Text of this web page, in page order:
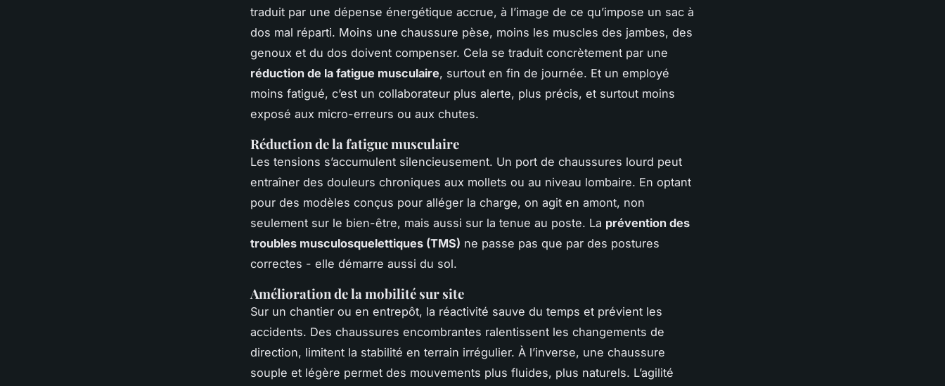
traduit par une dépense énergétique accrue, à l’image de ce qu’impose un sac à
dos mal réparti. Moins une chaussure pèse, moins les muscles des jambes, des
genoux et du dos doivent compenser. Cela se traduit concrètement par une
réduction de la fatigue musculaire, surtout en fin de journée. Et un employé
moins fatigué, c’est un collaborateur plus alerte, plus précis, et surtout moins
exposé aux micro-erreurs ou aux chutes.
Réduction de la fatigue musculaire
Les tensions s’accumulent silencieusement. Un port de chaussures lourd peut
entraîner des douleurs chroniques aux mollets ou au niveau lombaire. En optant
pour des modèles conçus pour alléger la charge, on agit en amont, non
seulement sur le bien-être, mais aussi sur la tenue au poste. La prévention des
troubles musculosquelettiques (TMS) ne passe pas que par des postures
correctes - elle démarre aussi du sol.
Amélioration de la mobilité sur site
Sur un chantier ou en entrepôt, la réactivité sauve du temps et prévient les
accidents. Des chaussures encombrantes ralentissent les changements de
direction, limitent la stabilité en terrain irrégulier. À l’inverse, une chaussure
souple et légère permet des mouvements plus fluides, plus naturels. L’agilité